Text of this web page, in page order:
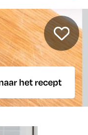
E-
E-books van
recepten
het recept